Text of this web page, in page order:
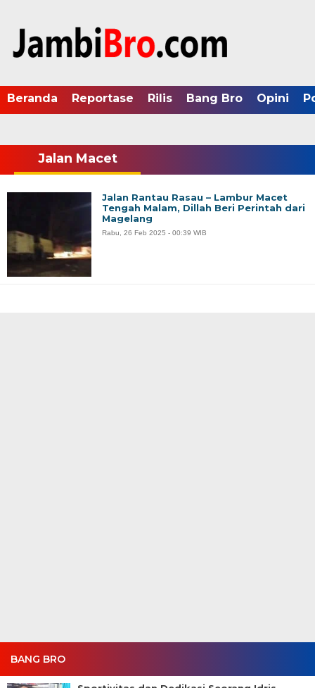
Beranda Reportase Rilis Bang Bro Opini
BANG BRO
Jalan Macet
Jalan Rantau Rasau – Lambur Macet
Tengah Malam, Dillah Beri Perintah dari
Magelang
Rabu, 26 Feb 2025 - 00:39 WIB